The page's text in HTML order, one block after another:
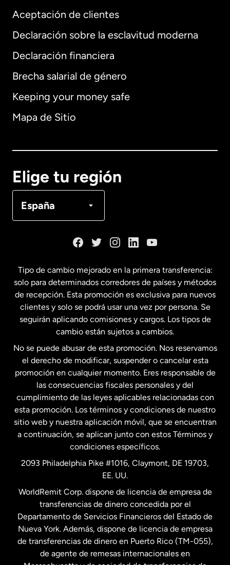
Aceptación de clientes
Declaración sobre la esclavitud moderna
Declaración financiera
Brecha salarial de género
Keeping your money safe
Mapa de Sitio
Elige tu región
España
Internacional English
Alemania
Français
Estados Unidos English
Estados Unidos Español
Francia
Malasia
Nueva Zelanda
Países Bajos
Suecia
Tipo de cambio mejorado en la primera transferencia:
solo para determinados corredores de países y métodos
de recepción. Esta promoción es exclusiva para nuevos
clientes y solo se podrá usar una vez por persona. Se
seguirán aplicando comisiones y cargos. Los tipos de
cambio están sujetos a cambios.
No se puede abusar de esta promoción. Nos reservamos
el derecho de modificar, suspender o cancelar esta
promoción en cualquier momento. Eres responsable de
las consecuencias fiscales personales y del
cumplimiento de las leyes aplicables relacionadas con
esta promoción. Los términos y condiciones de nuestro
sitio web y nuestra aplicación móvil, que se encuentran
a continuación, se aplican junto con estos Términos y
condiciones específicos.
2093 Philadelphia Pike #1016, Claymont, DE 19703,
EE. UU.
WorldRemit Corp. dispone de licencia de empresa de
transferencias de dinero concedida por el
Departamento de Servicios Financieros del Estado de
Nueva York. Además, dispone de licencia de empresa
de transferencias de dinero en Puerto Rico (TM-055),
de agente de remesas internacionales en